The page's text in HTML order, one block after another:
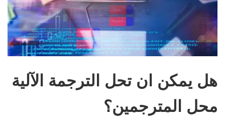
هل يمكن ان تحل الترجمة الآلية
محل المترجمين؟